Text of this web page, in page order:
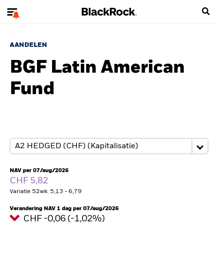
AANDELEN
BGF Latin American
Fund
NAV per 07/aug/2026
CHF 5,82
Variatie 52wk: 5,13 - 6,79
Verandering NAV 1 dag per 07/aug/2026
CHF -0,06 (-1,02%)